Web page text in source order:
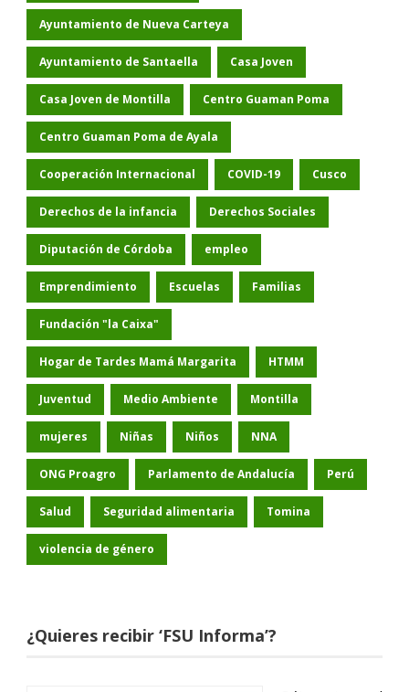
Ayuntamiento de Nueva Carteya
Ayuntamiento de Santaella Casa Joven
Casa Joven de Montilla Centro Guaman Poma
Centro Guaman Poma de Ayala
Cooperación Internacional COVID-19 Cusco
Derechos de la infancia Derechos Sociales
Diputación de Córdoba empleo
Emprendimiento Escuelas Familias
Fundación "la Caixa"
Hogar de Tardes Mamá Margarita HTMM
Juventud Medio Ambiente Montilla
mujeres Niñas Niños NNA
ONG Proagro Parlamento de Andalucía Perú
Salud Seguridad alimentaria Tomina
violencia de género
¿Quieres recibir ‘FSU Informa’?